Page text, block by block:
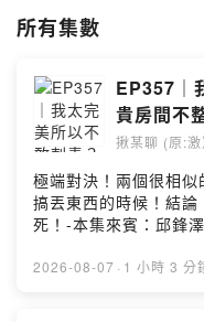
所有集數
EP357｜
貴房間不
揪某聊 (原:
極端對決！兩個很相
搞丟東西的時候！結
死！-本集來賓：邱鋒
新單曲《 i don't
2026-08-07 · 1 小時 3 分